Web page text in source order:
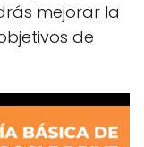
mejorar la
de